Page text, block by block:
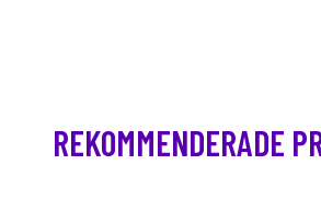
REKOMMENDERADE